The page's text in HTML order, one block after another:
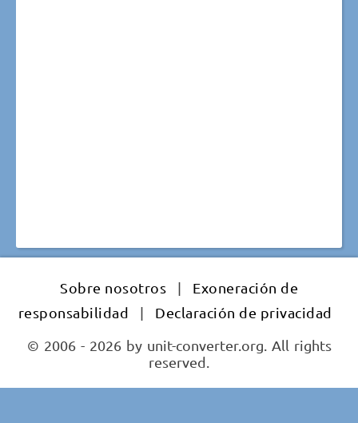
Sobre nosotros |
Exoneración de
responsabilidad
|
Declaración de privacidad
© 2006 - 2026 by unit-converter.org. All rights
reserved.